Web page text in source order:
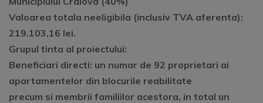
Valoarea totala neeligibila (inclusiv TVA aferenta):
219.103,16 lei.
Grupul tinta al proiectului:
Beneficiari directi: un numar de 92 proprietari ai
apartamentelor din blocurile reabilitate
precum si membrii familiilor acestora, in total un